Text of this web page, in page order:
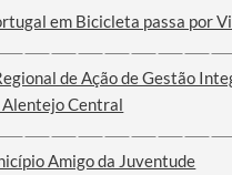
em Bicicleta passa por
de Ação de Gestão
Alentejo Central
Amigo da Juventude